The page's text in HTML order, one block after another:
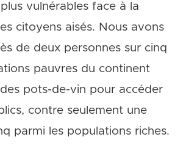
vulnérables face à la
citoyens aisés. Nous avons
de deux personnes sur cinq
pauvres du continent
pots-de-vin pour accéder
contre seulement une
parmi les populations riches.